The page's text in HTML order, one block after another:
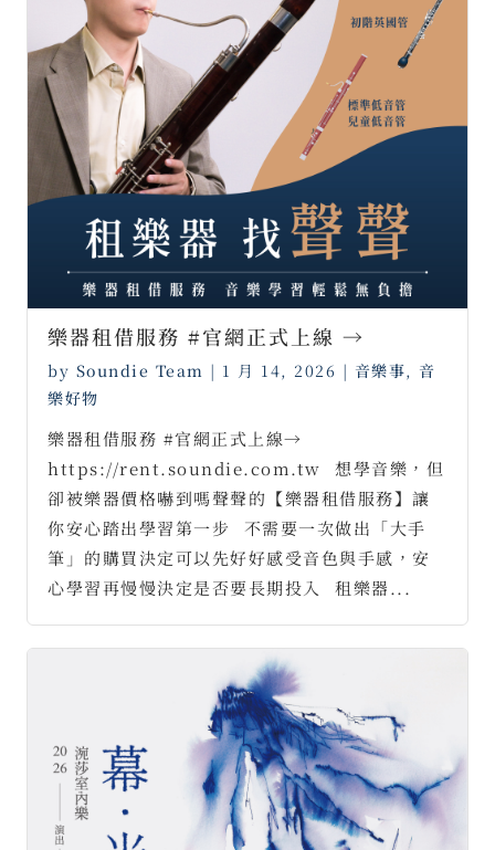
樂器租借服務 #官網正式上線 →
by Soundie Team | 1 月 14, 2026 | 音樂事, 音
樂好物
樂器租借服務 #官網正式上線→
https://rent.soundie.com.tw⠀想學音樂，但
卻被樂器價格嚇到嗎聲聲的【樂器租借服務】讓
你安心踏出學習第一步⠀不需要一次做出「大手
筆」的購買決定可以先好好感受音色與手感，安
心學習再慢慢決定是否要長期投入⠀租樂器...